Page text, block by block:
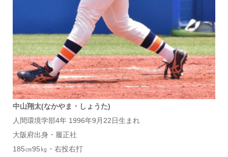
中山翔太(なかやま・しょうた)
人間環境学部4年 1996年9月22日生まれ
大阪府出身・履正社
185㎝95㎏・右投右打